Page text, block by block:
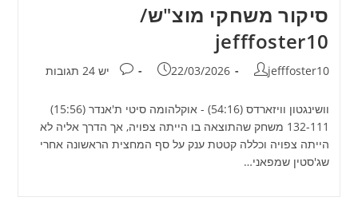
סיקור משחקי מוצ"ש/
jefffoster10
מחבר:
jefffoster10 פורסם:
22/03/2026 תגובות:
יש 24 תגובות
וושינגטון וויזארדס (54:16) - אוקלהומה סיטי ת'אנדר (15:56)
132-111 משחק שהתוצאה בו הייתה צפויה, אך הדרך אליה לא
הייתה צפויה וכללה קטטת ענק על סף המחצית הראשונה אחרי
שג'סטין שמפאני…